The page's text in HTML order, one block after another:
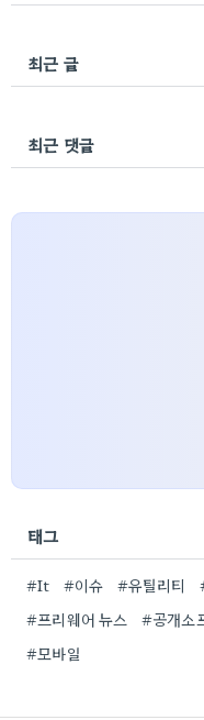
최근 글
최근 댓글
태그
#It #이슈 #유틸리티
#프리웨어 뉴스
#공개소
#모바일